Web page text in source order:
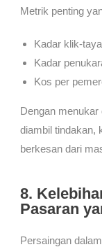
Metrik penting
Kadar klik-
Kadar
Kos per
Dengan menukar
diambil tindakan,
berkesan dari
8.
Pasaran
Persaingan